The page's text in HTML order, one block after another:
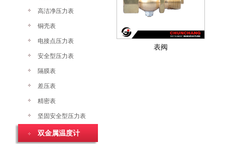
高洁净压力表
铜壳表
电接点压力表
安全型压力表
隔膜表
差压表
精密表
坚固安全型压力表
双金属温度计
表阀